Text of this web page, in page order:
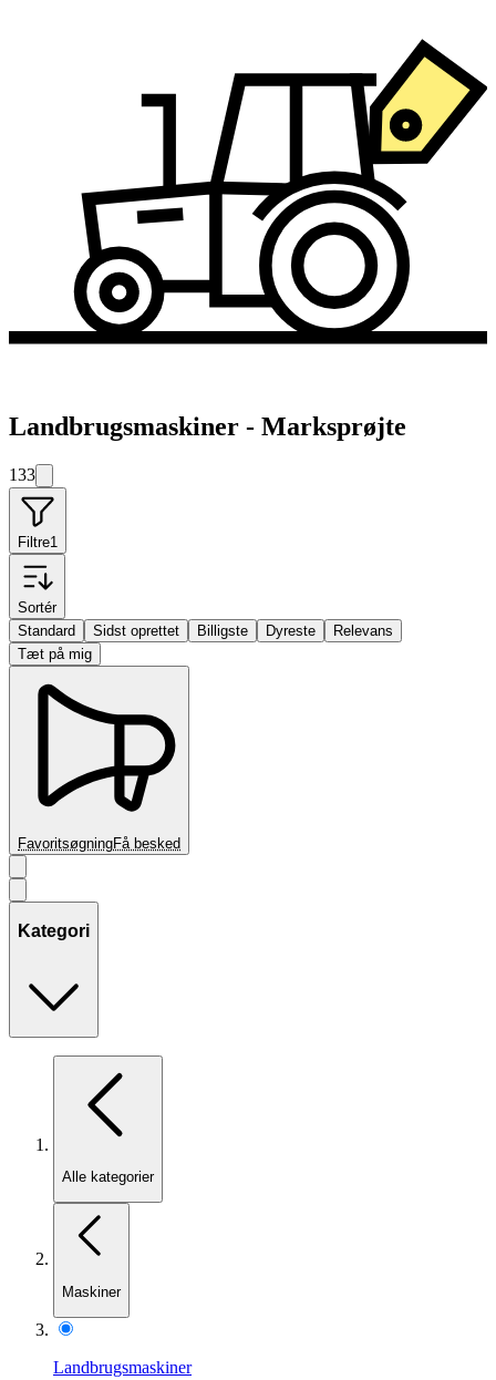
Landbrugsmaskiner - Marksprøjte
133
Filtre1
Sortér
Standard
Sidst oprettet Billigste Dyreste
Relevans
Tæt på mig
FavoritsøgningFå besked
Kategori
Alle kategorier
Maskiner
Landbrugsmaskiner